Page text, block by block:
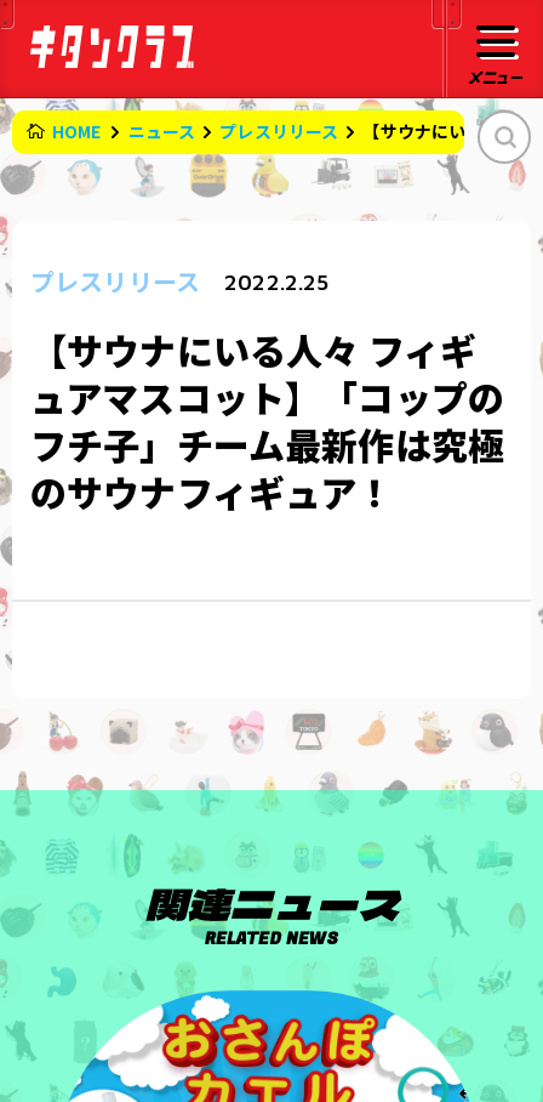
HOME ニュース プレスリリース 【サウナにいる人々
プレスリリース 2022.2.25
【サウナにいる人々 フィギ
ュアマスコット】「コップの
フチ子」チーム最新作は究極
のサウナフィギュア！
関連ニュース
RELATED NEWS